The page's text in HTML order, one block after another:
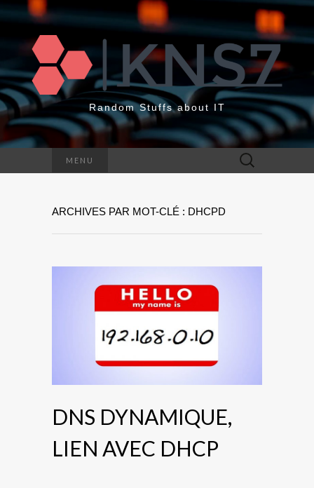
Random Stuffs about IT
MENU Rechercher :
ARCHIVES PAR MOT-CLÉ : DHCPD
DNS DYNAMIQUE,
LIEN AVEC DHCP